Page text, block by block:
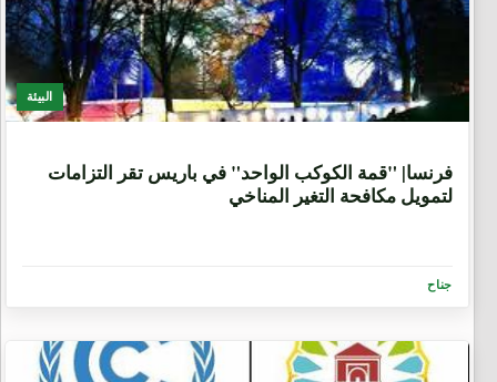
البيئة
فرنسا| "قمة الكوكب الواحد" في باريس تقر التزامات
لتمويل مكافحة التغير المناخي
جناح